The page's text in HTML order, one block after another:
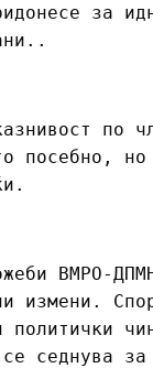
за
по
посебно,
ВМРО-
измени.
политички
седнува